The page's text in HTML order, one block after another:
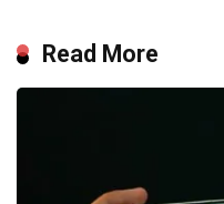
Read More